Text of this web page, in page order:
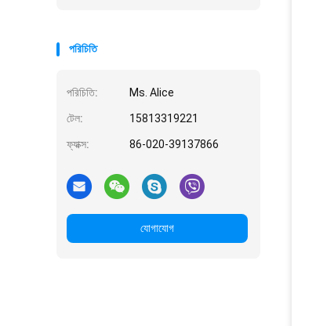
পরিচিতি
পরিচিতি: Ms. Alice
টেল: 15813319221
ফ্যাক্স: 86-020-39137866
যোগাযোগ